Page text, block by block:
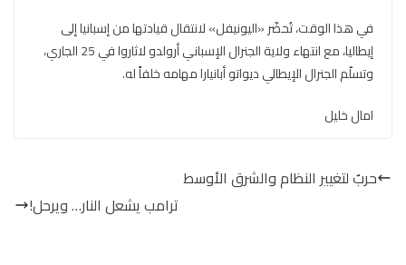
في هذا الوقت، تُحضّر «اليونيفل» لانتقال قيادتها من إسبانيا إلى
إيطاليا، مع انتهاء ولاية الجنرال الإسباني أرولدو لاثاروا في 25 الجاري،
وتسلّم الجنرال الإيطالي ديواتو أبانيارا مهامه خلفاً له.
امال خليل
حربٌ لتغيير النظام والشرق الأوسط
ترامب يشعل النار… ويرحل!